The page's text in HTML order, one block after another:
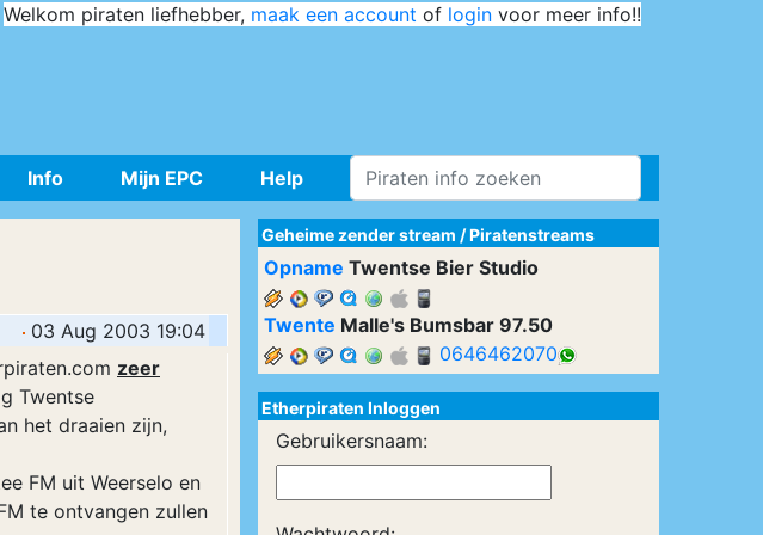
Welkom piraten liefhebber, maak een account of login voor meer info!!
Info Mijn EPC Help
03 Aug 2003 19:04
zeer
Twentse
het draaien zijn,
FM uit Weerselo en
te ontvangen zullen
Geheime zender stream /Piratenstreams
Opname Twentse Bier Studio
Twente Malle's Bumsbar 97.50
0646462070
Etherpiraten Inloggen
Gebruikersnaam: